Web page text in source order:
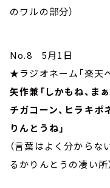
のワルの部分）
No.8 5月1日
★ラジオネーム「楽天
矢作兼「しかもね、ま
チガコーン、ヒラキポ
りんとうね」
（言葉はよく分からな
るかりんとうの凄い所